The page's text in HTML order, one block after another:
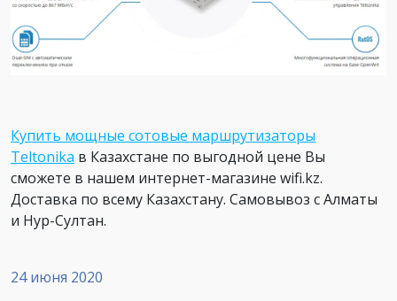
24 июня 2020
Купить мощные сотовые маршрутизаторы
Teltonika в Казахстане по выгодной цене Вы
сможете в нашем интернет-магазине wifi.kz.
Доставка по всему Казахстану. Самовывоз с Алматы
и Нур-Султан.